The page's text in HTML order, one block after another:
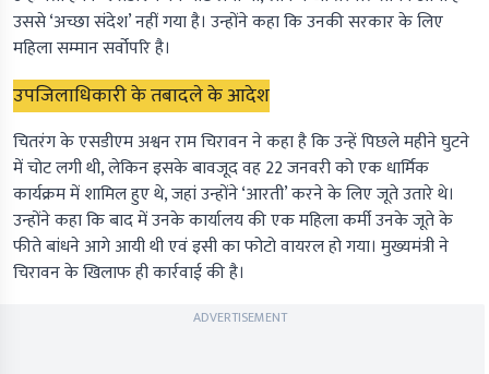
उससे ‘अच्छा संदेश’ नहीं गया है। उन्होंने कहा कि उनकी सरकार के लिए
महिला सम्मान सर्वोपरि है।
उपजिलाधिकारी के तबादले के आदेश
चितरंग के एसडीएम अश्वन राम चिरावन ने कहा है कि उन्हें पिछले महीने घुटने
में चोट लगी थी, लेकिन इसके बावजूद वह 22 जनवरी को एक धार्मिक
कार्यक्रम में शामिल हुए थे, जहां उन्होंने ‘आरती’ करने के लिए जूते उतारे थे।
उन्होंने कहा कि बाद में उनके कार्यालय की एक महिला कर्मी उनके जूते के
फीते बांधने आगे आयी थी एवं इसी का फोटो वायरल हो गया। मुख्यमंत्री ने
चिरावन के खिलाफ ही कार्रवाई की है।
ADVERTISEMENT